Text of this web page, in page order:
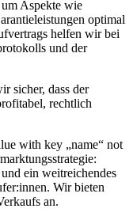
Aspekte wie
optimal
helfen wir bei
und der
sicher, dass der
rechtlich
with key „name“ not
ein weitreichendes
Wir bieten
an.